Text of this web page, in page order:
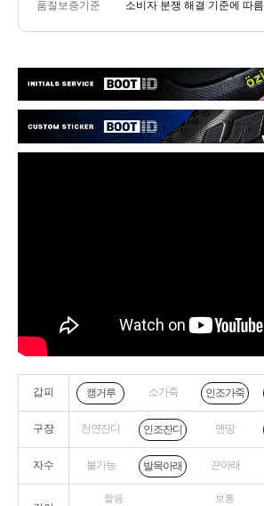
품질보증기준 소비자 분쟁 해결 기준에 따름
갑피 캥거루 소가죽 인조가죽
구장 천연잔디 인조잔디 맨땅
자수 불가능 발목아래 끈아래
짧음 보통